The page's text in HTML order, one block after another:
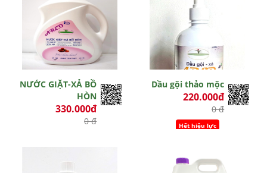
NƯỚC GIẶT-XẢ BỒ
HÒN
330.000đ
0 đ
Dầu gội thảo mộc
220.000đ
0 đ
Hết hiệu lực